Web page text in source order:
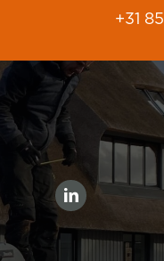
+31